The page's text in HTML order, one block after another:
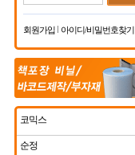
회원가입 아이디/비밀번호찾기
코믹스
순정